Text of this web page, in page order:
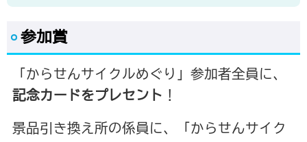
参加賞
「からせんサイクルめぐり」参加者全員に、
記念カードをプレセント ！
景品引き換え所の係員に、「からせんサイク